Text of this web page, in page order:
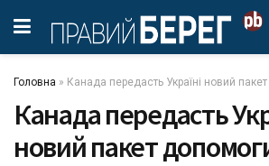
Головна » Канада передасть Україні новий
Канада передасть
новий пакет